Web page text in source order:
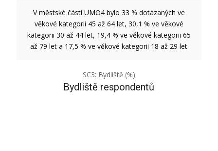
V městské části UMO4 bylo 33 % dotázaných ve
věkové kategorii 45 až 64 let, 30,1 % ve věkové
kategorii 30 až 44 let, 19,4 % ve věkové kategorii 65
až 79 let a 17,5 % ve věkové kategorii 18 až 29 let
SC3: Bydliště (%)
Bydliště respondentů